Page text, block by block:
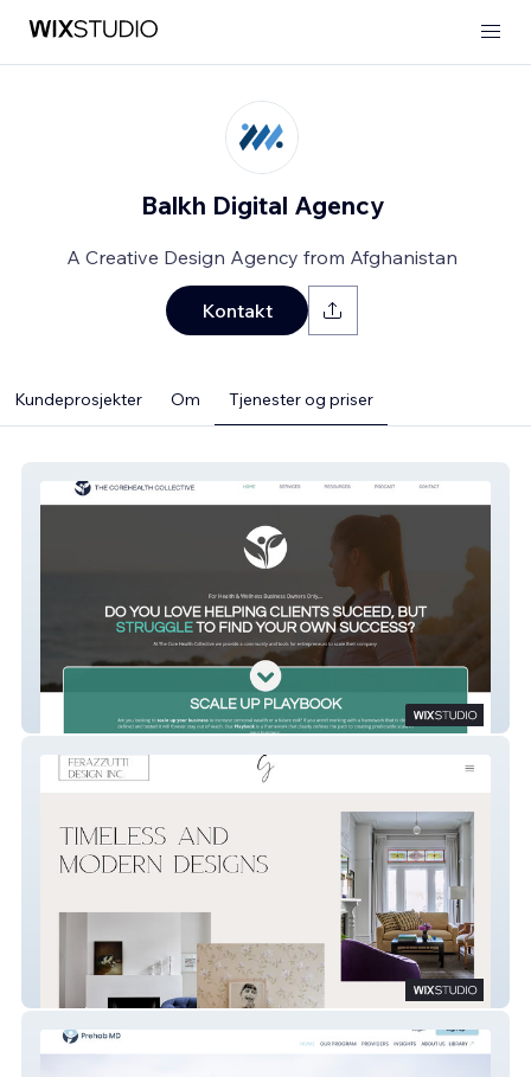
Balkh Digital Agency
A Creative Design Agency from Afghanistan
Kontakt
Kundeprosjekter Om Tjenester og priser
CoreHealth